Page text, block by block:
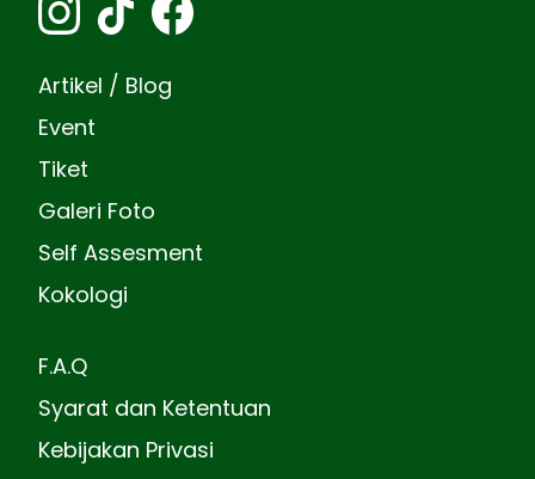
Artikel / Blog
Event
Tiket
Galeri Foto
Self Assesment
Kokologi
F.A.Q
Syarat dan Ketentuan
Kebijakan Privasi